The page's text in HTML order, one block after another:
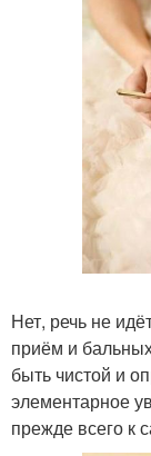
Нет, речь не
приём и
быть чистой и
элементарное
прежде всего к